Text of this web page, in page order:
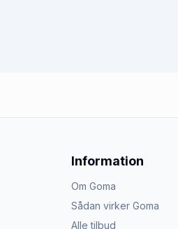
Information
Om Goma
Sådan virker Goma
Alle tilbud